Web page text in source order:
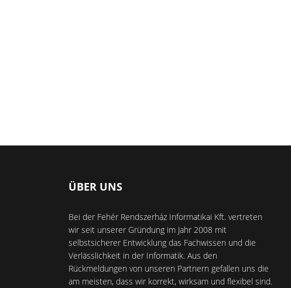
ÜBER UNS
Bei der Fehér Rendszerház Informatikai Kft. vertreten
wir seit unserer Gründung im Jahr 2008 mit
selbstsicherer Entwicklung das Fachwissen und die
Verlässlichkeit in der Informatik. Aus den
Rückmeldungen von unseren Partnern gefallen uns die
am meisten, dass wir korrekt, wirksam und flexibel sind.